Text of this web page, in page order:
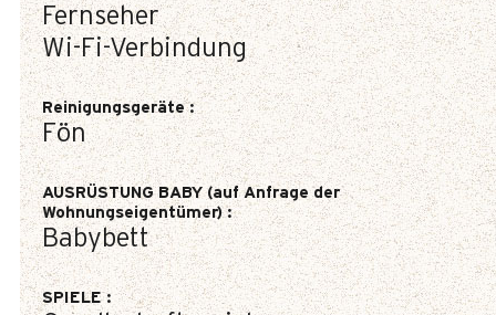
Fernseher
Wi-Fi-Verbindung
Reinigungsgeräte:
Fön
AUSRÜSTUNG BABY (auf Anfrage der
Wohnungseigentümer):
Babybett
SPIELE: